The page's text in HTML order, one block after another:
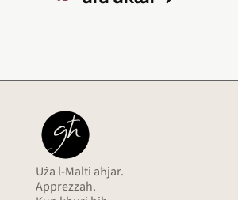
Uża l-Malti aħjar.
Apprezzah.